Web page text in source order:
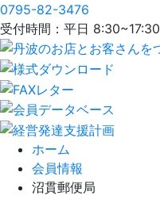
0795-82-3476
受付時間：平日 8:30~17:30
ホーム
会員情報
沼貫郵便局